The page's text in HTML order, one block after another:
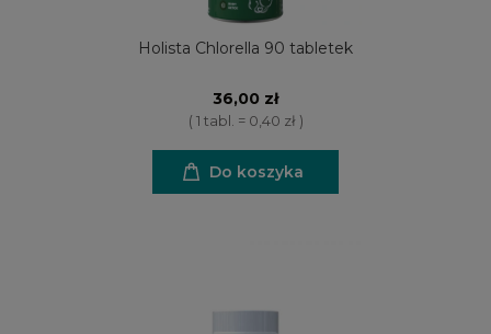
Holista Chlorella 90 tabletek
36,00 zł
( 1 tabl. = 0,40 zł )
Do koszyka